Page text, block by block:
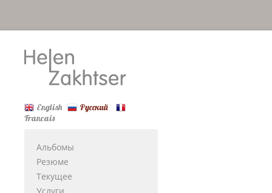
English
Русский
Francais
Альбомы
Резюме
Текущее